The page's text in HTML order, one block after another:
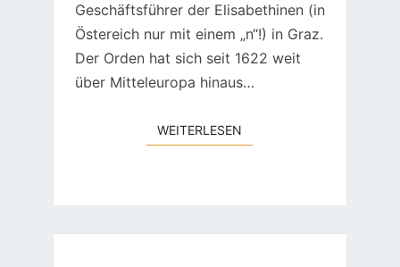
Geschäftsführer der Elisabethinen (in
Östereich nur mit einem „n“!) in Graz.
Der Orden hat sich seit 1622 weit
über Mitteleuropa hinaus…
WEITERLESEN